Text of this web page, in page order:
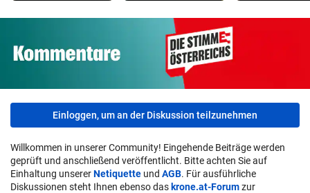
Einloggen, um an der Diskussion teilzunehmen
Willkommen in unserer Community! Eingehende Beiträge werden
geprüft und anschließend veröffentlicht. Bitte achten Sie auf
Einhaltung unsererNetiquette und AGB. Für ausführliche
Diskussionen steht Ihnen ebenso das krone.at-Forumzur